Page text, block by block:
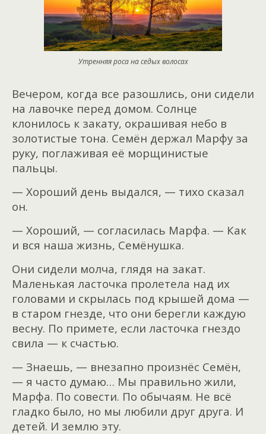
Утренняя роса на седых волосах
Вечером, когда все разошлись, они сидели
на лавочке перед домом. Солнце
клонилось к закату, окрашивая небо в
золотистые тона. Семён держал Марфу за
руку, поглаживая её морщинистые
пальцы.
— Хороший день выдался, — тихо сказал
он.
— Хороший, — согласилась Марфа. — Как
и вся наша жизнь, Семёнушка.
Они сидели молча, глядя на закат.
Маленькая ласточка пролетела над их
головами и скрылась под крышей дома —
в старом гнезде, что они берегли каждую
весну. По примете, если ласточка гнездо
свила — к счастью.
— Знаешь, — внезапно произнёс Семён,
— я часто думаю… Мы правильно жили,
Марфа. По совести. По обычаям. Не всё
гладко было, но мы любили друг друга. И
детей. И землю эту.